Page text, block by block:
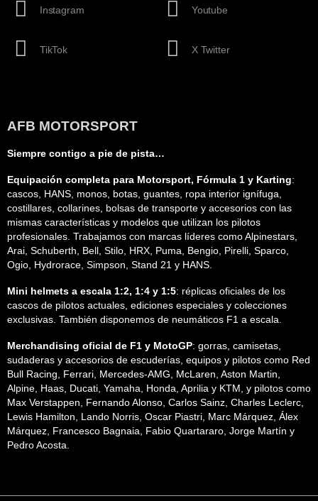
Instagram
TikTok
Youtube
X Twitter
AFB MOTORSPORT
Siempre contigo a pie de pista…
Equipación completa para Motorsport, Fórmula 1 y Karting:
cascos, HANS, monos, botas, guantes, ropa interior ignífuga,
costillares, collarines, bolsas de transporte y accesorios con las
mismas características y modelos que utilizan los pilotos
profesionales. Trabajamos con marcas líderes como Alpinestars,
Arai, Schuberth, Bell, Stilo, HRX, Puma, Bengio, Pirelli, Sparco,
Ogio, Hydrorace, Simpson, Stand 21 y HANS.
Mini helmets a escala 1:2, 1:4 y 1:5: réplicas oficiales de los
cascos de pilotos actuales, ediciones especiales y colecciones
exclusivas. También disponemos de neumáticos F1 a escala.
Merchandising oficial de F1 y MotoGP: gorras, camisetas,
sudaderas y accesorios de escuderías, equipos y pilotos como Red
Bull Racing, Ferrari, Mercedes-AMG, McLaren, Aston Martin,
Alpine, Haas, Ducati, Yamaha, Honda, Aprilia y KTM, y pilotos como
Max Verstappen, Fernando Alonso, Carlos Sainz, Charles Leclerc,
Lewis Hamilton, Lando Norris, Oscar Piastri, Marc Márquez, Álex
Márquez, Francesco Bagnaia, Fabio Quartararo, Jorge Martín y
Pedro Acosta.